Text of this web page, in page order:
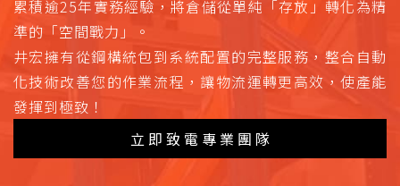
累積逾25年實務經驗，將倉儲從單純「存放」轉化為精
準的「空間戰力」。
井宏擁有從鋼構統包到系統配置的完整服務，整合自動
化技術改善您的作業流程，讓物流運轉更高效，使產能
發揮到極致！
立即致電專業團隊